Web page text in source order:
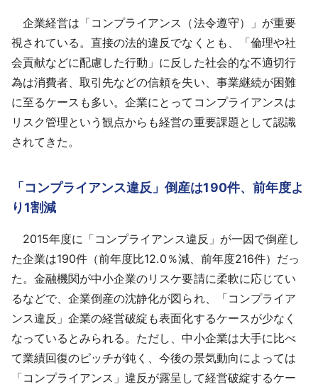
企業経営は「コンプライアンス（法令遵守）」が重要
視されている。直接の法的違反でなくとも、「倫理や社
会貢献などに配慮した行動」に反した社会的な不適切行
為は消費者、取引先などの信頼を失い、事業継続が困難
に至るケースも多い。企業にとってコンプライアンスは
リスク管理という観点からも経営の重要課題として認識
されてきた。
「コンプライアンス違反」倒産は190件、前年度よ
り1割減
2015年度に「コンプライアンス違反」が一因で倒産し
た企業は190件（前年度比12.0％減、前年度216件）だっ
た。金融機関が中小企業のリスケ要請に柔軟に応じてい
るなどで、企業倒産の沈静化が図られ、「コンプライア
ンス違反」企業の経営破綻も表面化するケースが少なく
なっているとみられる。ただし、中小企業は大手に比べ
て業績回復のピッチが鈍く、今後の景気動向によっては
「コンプライアンス」違反が露呈して経営破綻するケー